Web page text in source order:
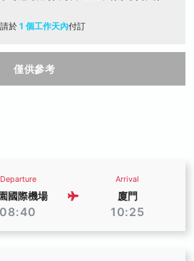
於 1 個工作天內付訂
僅供參考
Departure
國際機場
08:40
Arrival
廈門
10:25